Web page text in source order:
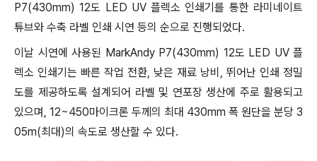
P7(430mm) 12도 LED UV 플렉소 인쇄기를 통한 라미네이트
튜브와 수축 라벨 인쇄 시연 등의 순으로 진행되었다.
이날 시연에 사용된 MarkAndy P7(430mm) 12도 LED UV 플
렉소 인쇄기는 빠른 작업 전환, 낮은 재료 낭비, 뛰어난 인쇄 정밀
도를 제공하도록 설계되어 라벨 및 연포장 생산에 주로 활용되고
있으며, 12~450마이크론 두께의 최대 430mm 폭 원단을 분당 3
05m(최대)의 속도로 생산할 수 있다.